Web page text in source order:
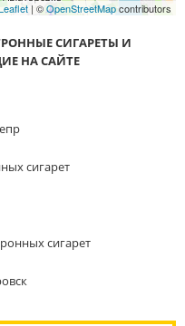
| ©OpenStreetMapcontributors
СИГАРЕТЫ И
НА САЙТЕ
сигарет
сигарет